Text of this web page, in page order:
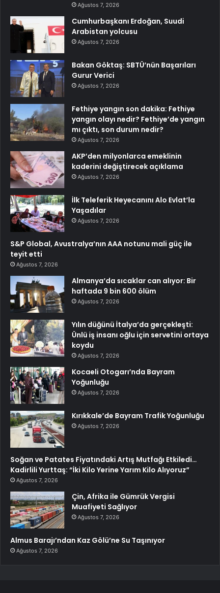
Ağustos 7, 2026
Cumhurbaşkanı Erdoğan, Suudi
Arabistan yolcusu
Ağustos 7, 2026
Bakan Göktaş: SBTÜ’nün Başarıları
Gurur Verici
Ağustos 7, 2026
Fethiye yangın son dakika: Fethiye
yangın olayı nedir? Fethiye’de yangın
mı çıktı, son durum nedir?
Ağustos 7, 2026
AKP’den milyonlarca emeklinin
kaderini değiştirecek açıklama
Ağustos 7, 2026
İlk Teleferik Heyecanını Alo Evlat’la
Yaşadılar
Ağustos 7, 2026
S&P Global, Avustralya’nın AAA notunu mali güç ile
teyit etti
Ağustos 7, 2026
Almanya’da sıcaklar can alıyor: Bir
haftada 9 bin 600 ölüm
Ağustos 7, 2026
Yılın düğünü İtalya’da gerçekleşti:
Ünlü iş insanı oğlu için servetini ortaya
koydu
Ağustos 7, 2026
Kocaeli Otogarı’nda Bayram
Yoğunluğu
Ağustos 7, 2026
Kırıkkale’de Bayram Trafik Yoğunluğu
Ağustos 7, 2026
Soğan ve Patates Fiyatındaki Artış Mutfağı Etkiledi…
Kadirlili Yurttaş: “İki Kilo Yerine Yarım Kilo Alıyoruz”
Ağustos 7, 2026
Çin, Afrika ile Gümrük Vergisi
Muafiyeti Sağlıyor
Ağustos 7, 2026
Almus Barajı’ndan Kaz Gölü’ne Su Taşınıyor
Ağustos 7, 2026